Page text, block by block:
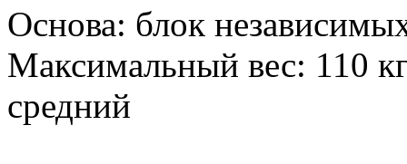
Основа: блок
Максимальный вес: 110
средний